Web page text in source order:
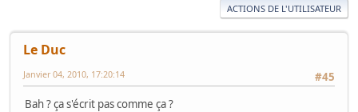
ACTIONS DE L'UTILISATEUR
Le Duc
#45
Janvier 04, 2010, 17:20:14
Bah ? ça s'écrit pas comme ça ?